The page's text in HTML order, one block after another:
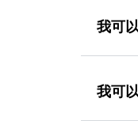
我可
我可